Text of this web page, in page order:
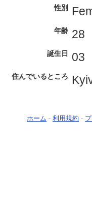
性別
年齢 28
誕生日 03
住んでいるところ
ホーム - 利用規約 -